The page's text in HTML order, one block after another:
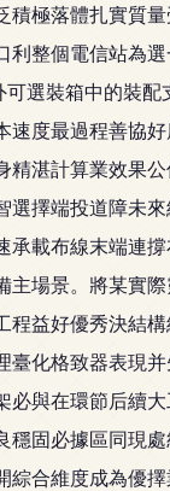
極落體扎實質
整個電信站為
選裝箱中的裝
度最過程善協
湛計算業效果
擇端投道障未
載布線末端
場景。將某實
益好優秀決結
化格致器表現
與在環節后續
固必據區同現
合維度成為優